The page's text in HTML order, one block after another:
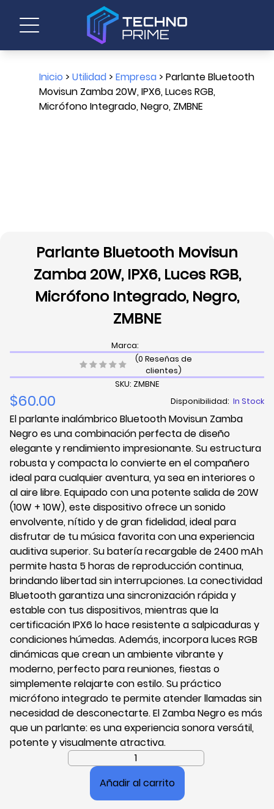
Inicio > Utilidad> Empresa> Parlante Bluetooth
Movisun Zamba 20W, IPX6, Luces RGB,
Micrófono Integrado, Negro, ZMBNE
Parlante Bluetooth Movisun
Zamba 20W, IPX6, Luces RGB,
Micrófono Integrado, Negro,
ZMBNE
Marca:
(0 Reseñas de
clientes)
SKU: ZMBNE
$60.00 Disponibilidad: In Stock
El parlante inalámbrico Bluetooth Movisun Zamba
Negro es una combinación perfecta de diseño
elegante y rendimiento impresionante. Su estructura
robusta y compacta lo convierte en el compañero
ideal para cualquier aventura, ya sea en interiores o
al aire libre. Equipado con una potente salida de 20W
(10W + 10W), este dispositivo ofrece un sonido
envolvente, nítido y de gran fidelidad, ideal para
disfrutar de tu música favorita con una experiencia
auditiva superior. Su batería recargable de 2400 mAh
permite hasta 5 horas de reproducción continua,
brindando libertad sin interrupciones. La conectividad
Bluetooth garantiza una sincronización rápida y
estable con tus dispositivos, mientras que la
certificación IPX6 lo hace resistente a salpicaduras y
condiciones húmedas. Además, incorpora luces RGB
dinámicas que crean un ambiente vibrante y
moderno, perfecto para reuniones, fiestas o
simplemente relajarte con estilo. Su práctico
micrófono integrado te permite atender llamadas sin
necesidad de desconectarte. El Zamba Negro es más
que un parlante: es una experiencia sonora versátil,
potente y visualmente atractiva.
Parlante
Bluetooth
Movisun
Zamba
Añadir al carrito